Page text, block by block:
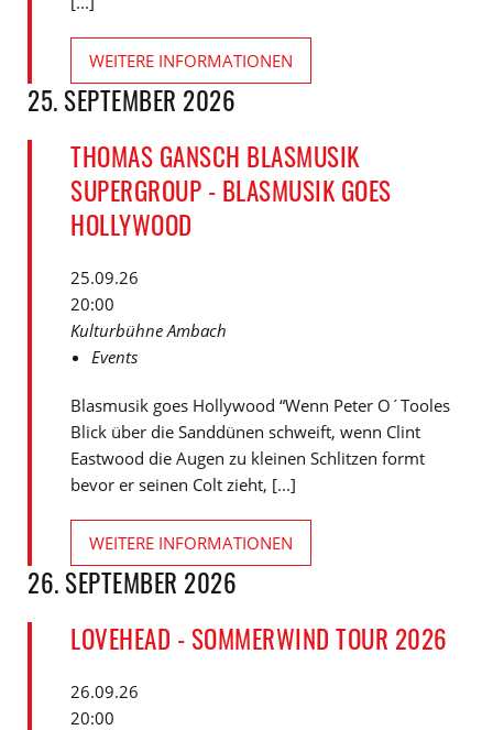
WEITERE INFORMATIONEN
25. SEPTEMBER 2026
THOMAS GANSCH BLASMUSIK
SUPERGROUP - BLASMUSIK GOES
HOLLYWOOD
25.09.26
20:00
Kulturbühne Ambach
Events
Blasmusik goes Hollywood “Wenn Peter O´Tooles
Blick über die Sanddünen schweift, wenn Clint
Eastwood die Augen zu kleinen Schlitzen formt
bevor er seinen Colt zieht, [...]
WEITERE INFORMATIONEN
26. SEPTEMBER 2026
LOVEHEAD - SOMMERWIND TOUR 2026
26.09.26
20:00